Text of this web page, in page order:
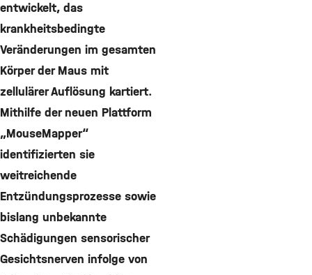
entwickelt, das
krankheitsbedingte
Veränderungen im gesamten
Körper der Maus mit
zellulärer Auflösung kartiert.
Mithilfe der neuen Plattform
„MouseMapper“
identifizierten sie
weitreichende
Entzündungsprozesse sowie
bislang unbekannte
Schädigungen sensorischer
Gesichtsnerven infolge von